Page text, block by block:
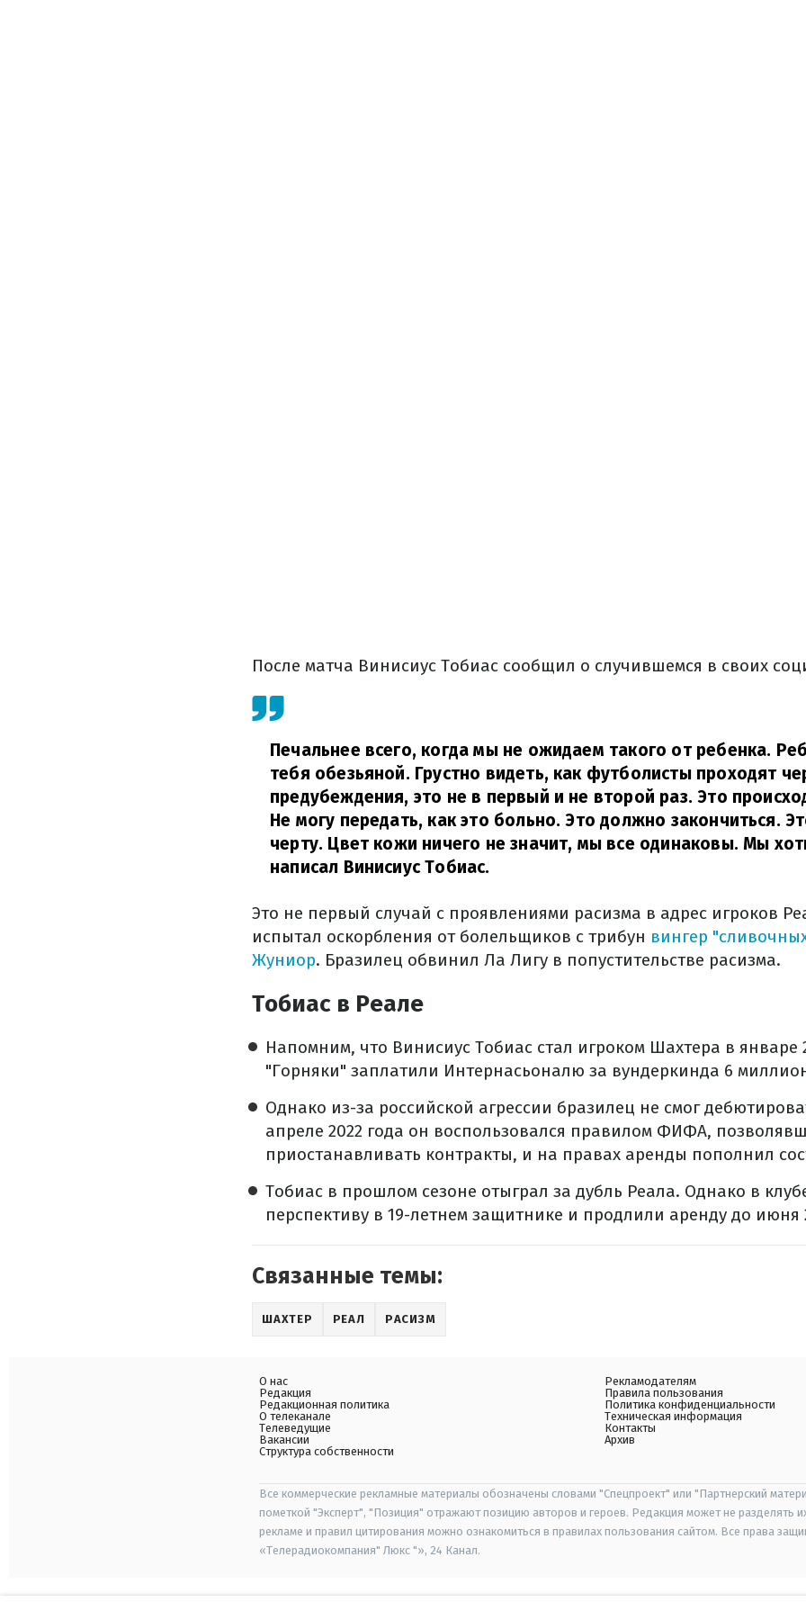
После матча Винисиус Тобиас сообщил о случившемся в своих
Печальнее всего, когда мы не ожидаем такого от ребенка.
тебя обезьяной. Грустно видеть, как футболисты проходят
предубеждения, это не в первый и не второй раз. Это
Не могу передать, как это больно. Это должно закончиться.
черту. Цвет кожи ничего не значит, мы все одинаковы. Мы
написал Винисиус Тобиас.
Это не первый случай с проявлениями расизма в адрес игроков
испытал оскорбления от болельщиков с трибун вингер
Жуниор. Бразилец обвинил Ла Лигу в попустительстве расизма.
Тобиас в Реале
Напомним, что Винисиус Тобиас стал игроком Шахтера в январе
"Горняки" заплатили Интернасьоналю за вундеркинда 6
Однако из-за российской агрессии бразилец не смог
апреле 2022 года он воспользовался правилом ФИФА,
приостанавливать контракты, и на правах аренды пополнил
Тобиас в прошлом сезоне отыграл за дубль Реала. Однако в
перспективу в 19-летнем защитнике и продлили аренду до июня
Связанные темы:
ШАХТЕР РЕАЛ РАСИЗМ
О нас
Редакция
Редакционная политика
О телеканале
Телеведущие
Вакансии
Структура собственности
Рекламодателям
Правила пользования
Политика конфиденциальности
Техническая информация
Контакты
Архив
Все коммерческие рекламные материалы обозначены словами "Спецпроект" или "Партнерский
пометкой "Эксперт", "Позиция" отражают позицию авторов и героев. Редакция может не разделять
рекламе и правил цитирования можно ознакомиться в правилах пользования сайтом. Все права
«Телерадиокомпания" Люкс "», 24 Канал.